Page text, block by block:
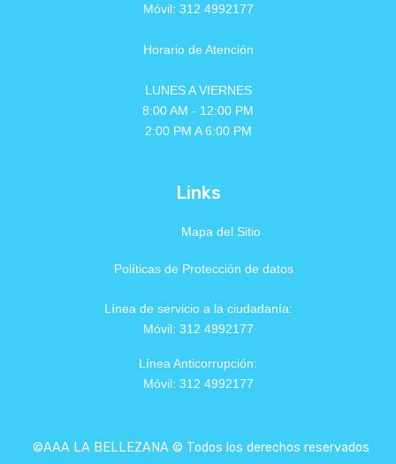
Móvil: 312 4992177
Horario de Atención
LUNES A VIERNES
8:00 AM - 12:00 PM
2:00 PM A 6:00 PM
Links
Mapa del Sitio
Políticas de Protección de datos
Línea de servicio a la ciudadanía:
Móvil: 312 4992177
Línea Anticorrupción:
Móvil: 312 4992177
©AAA LA BELLEZANA © Todos los derechos reservados